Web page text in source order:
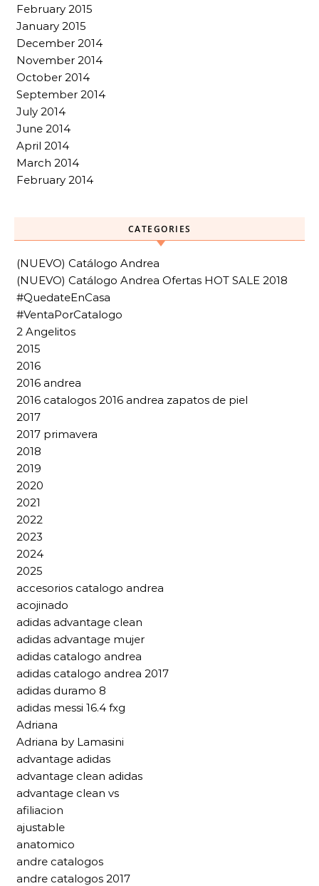
February 2015
January 2015
December 2014
November 2014
October 2014
September 2014
July 2014
June 2014
April 2014
March 2014
February 2014
CATEGORIES
(NUEVO) Catálogo Andrea
(NUEVO) Catálogo Andrea Ofertas HOT SALE 2018
#QuedateEnCasa
#VentaPorCatalogo
2 Angelitos
2015
2016
2016 andrea
2016 catalogos 2016 andrea zapatos de piel
2017
2017 primavera
2018
2019
2020
2021
2022
2023
2024
2025
accesorios catalogo andrea
acojinado
adidas advantage clean
adidas advantage mujer
adidas catalogo andrea
adidas catalogo andrea 2017
adidas duramo 8
adidas messi 16.4 fxg
Adriana
Adriana by Lamasini
advantage adidas
advantage clean adidas
advantage clean vs
afiliacion
ajustable
anatomico
andre catalogos
andre catalogos 2017